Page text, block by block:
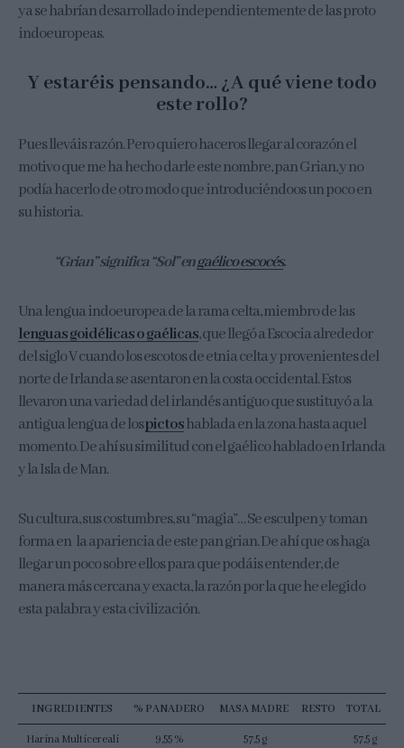
ya se habrían desarrollado independientemente de las proto
indoeuropeas.
Y estaréis pensando… ¿A qué viene todo
este rollo?
Pues lleváis razón. Pero quiero haceros llegar al corazón el
motivo que me ha hecho darle este nombre, pan Grian, y no
podía hacerlo de otro modo que introduciéndoos un poco en
su historia.
“Grian” significa “Sol” engaélico escocés.
Una lengua indoeuropea de la rama celta, miembro de las
lenguas goidélicas o gaélicas, que llegó a Escocia alrededor
del siglo V cuando los escotos de etnia celta y provenientes del
norte de Irlanda se asentaron en la costa occidental. Estos
llevaron una variedad del irlandés antiguo que sustituyó a la
antigua lengua de lospictoshablada en la zona hasta aquel
momento. De ahí su similitud con el gaélico hablado en Irlanda
y la Isla de Man.
Su cultura, sus costumbres, su “magia”… Se esculpen y toman
forma en la apariencia de este pan grian. De ahí que os haga
llegar un poco sobre ellos para que podáis entender, de
manera más cercana y exacta, la razón por la que he elegido
esta palabra y esta civilización.
INGREDIENTES % PANADERO MASA MADRE RESTO TOTAL
Harina Multicereali 9,55 % 57,5 g 57,5 g